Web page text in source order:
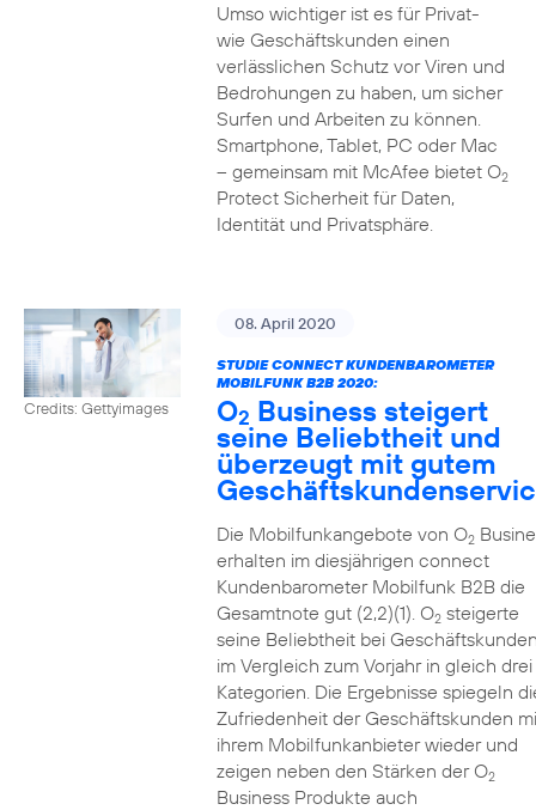
Umso wichtiger ist es für Privat-
wie Geschäftskunden einen
verlässlichen Schutz vor Viren und
Bedrohungen zu haben, um sicher
Surfen und Arbeiten zu können.
Smartphone, Tablet, PC oder Mac
– gemeinsam mit McAfee bietet O2
Protect Sicherheit für Daten,
Identität und Privatsphäre.
Credits: Gettyimages
08. April 2020
STUDIE CONNECT KUNDENBAROMETER
MOBILFUNK B2B 2020:
O2 Business steigert
seine Beliebtheit und
überzeugt mit gutem
Die Mobilfunkangebote von O2
erhalten im diesjährigen connect
Kundenbarometer Mobilfunk B2B die
Gesamtnote gut (2,2)(1). O2steigerte
seine Beliebtheit bei
im Vergleich zum Vorjahr in gleich drei
Kategorien. Die Ergebnisse spiegeln
Zufriedenheit der Geschäftskunden
ihrem Mobilfunkanbieter wieder und
zeigen neben den Stärken der O2
Business Produkte auch